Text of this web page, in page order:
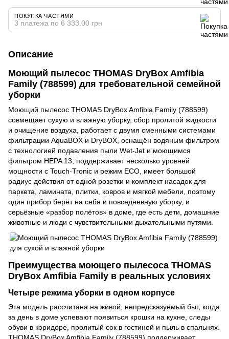
ПОКУПКА ЧАСТЯМИ
3 платежа по 6 333.00 грн
Описание
Моющий пылесос THOMAS DryBox Amfibia
Family (788599) для требовательной семейной
уборки
Моющий пылесос THOMAS DryBox Amfibia Family (788599)
совмещает сухую и влажную уборку, сбор пролитой жидкости
и очищение воздуха, работает с двумя сменными системами
фильтрации AquaBOX и DryBOX, оснащён водяным фильтром
с технологией подавления пыли Wet-Jet и моющимся
фильтром HEPA 13, поддерживает несколько уровней
мощности с Touch-Tronic и режим ECO, имеет большой
радиус действия от одной розетки и комплект насадок для
паркета, ламината, плитки, ковров и мягкой мебели, поэтому
один прибор берёт на себя и повседневную уборку, и
серьёзные «разбор полётов» в доме, где есть дети, домашние
животные и люди с чувствительными дыхательными путями.
Преимущества моющего пылесоса THOMAS
DryBox Amfibia Family в реальных условиях
Четыре режима уборки в одном корпусе
Эта модель рассчитана на живой, непредсказуемый быт, когда
за день в доме успевают появиться крошки на кухне, следы
обуви в коридоре, пролитый сок в гостиной и пыль в спальнях.